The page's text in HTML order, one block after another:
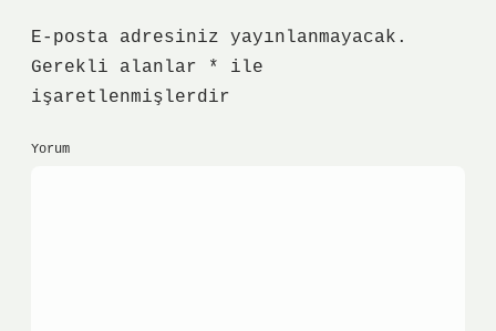
E-posta adresiniz yayınlanmayacak.
Gerekli alanlar
*
ile
işaretlenmişlerdir
Yorum